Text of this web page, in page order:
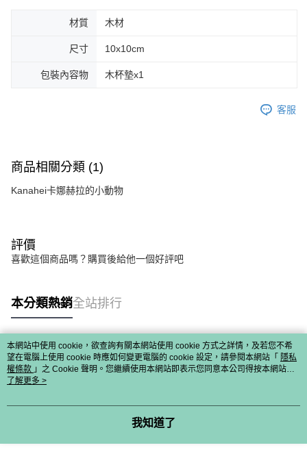
材質 木材
尺寸 10x10cm
包裝內容物 木杯墊x1
客服
商品相關分類 (1)
Kanahei卡娜赫拉的小動物
評價
喜歡這個商品嗎？購買後給他一個好評吧
本分類熱銷全站排行
熱門標籤
本網站中使用 cookie，欲查詢有關本網站使用 cookie 方式之詳情，及若您不希
望在電腦上使用 cookie 時應如何變更電腦的 cookie 設定，請參閱本網站「 隱私
權條款 」之 Cookie 聲明。您繼續使用本網站即表示您同意本公司得按本網站使
用條款之 Cookie 聲明使用 cookie。
了解更多 >
我知道了